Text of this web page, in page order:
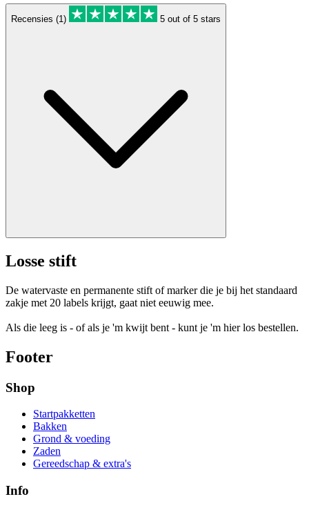
Recensies (1) 5 out of 5 stars
Losse stift
De watervaste en permanente stift of marker die je bij het standaard
zakje met 20 labels krijgt, gaat niet eeuwig mee.
Als die leeg is - of als je 'm kwijt bent - kunt je 'm hier los bestellen.
Footer
Shop
Startpakketten
Bakken
Grond & voeding
Zaden
Gereedschap & extra's
Info